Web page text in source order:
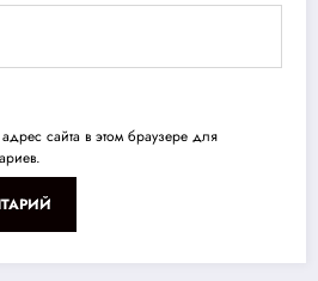
сайта в этом браузере для